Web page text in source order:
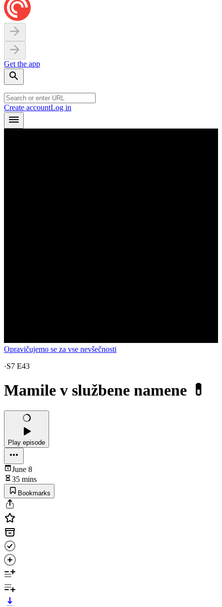
Get the app
Create accountLog in
Opravičujemo se za vse nevšečnosti
·S7 E43
Mamile v službene namene 💊
Play episode
June 8
35 mins
Bookmarks